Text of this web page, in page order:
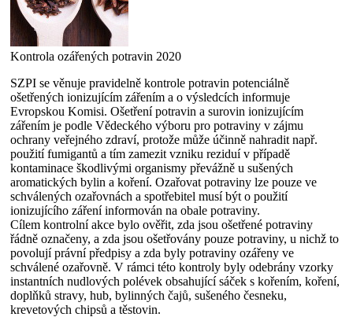
Kontrola ozářených potravin 2020
SZPI se věnuje pravidelně kontrole potravin potenciálně
ošetřených ionizujícím zářením a o výsledcích informuje
Evropskou Komisi. Ošetření potravin a surovin ionizujícím
zářením je podle Vědeckého výboru pro potraviny v zájmu
ochrany veřejného zdraví, protože může účinně nahradit např.
použití fumigantů a tím zamezit vzniku reziduí v případě
kontaminace škodlivými organismy převážně u sušených
aromatických bylin a koření. Ozařovat potraviny lze pouze ve
schválených ozařovnách a spotřebitel musí být o použití
ionizujícího záření informován na obale potraviny.
Cílem kontrolní akce bylo ověřit, zda jsou ošetřené potraviny
řádně označeny, a zda jsou ošetřovány pouze potraviny, u nichž to
povolují právní předpisy a zda byly potraviny ozářeny ve
schválené ozařovně. V rámci této kontroly byly odebrány vzorky
instantních nudlových polévek obsahující sáček s kořením, koření,
doplňků stravy, hub, bylinných čajů, sušeného česneku,
krevetových chipsů a těstovin.